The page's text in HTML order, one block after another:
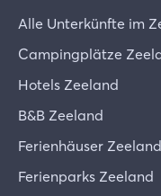
Alle Unterkünfte im
Campingplätze
Hotels Zeeland
B&B Zeeland
Ferienhäuser Zeeland
Ferienparks Zeeland